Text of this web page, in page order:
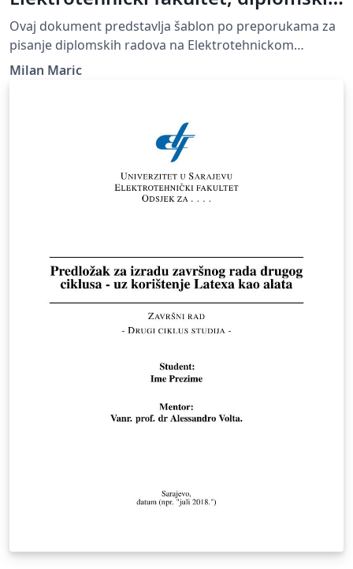
rad
Ovaj dokument predstavlja šablon po preporukama za
pisanje diplomskih radova na Elektrotehnickom
fakultetu. This is a thesis template for the Faculty of
Milan Maric